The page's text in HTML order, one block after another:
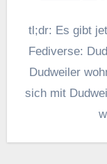
tl;dr: Es gibt
Fediverse:
Dudweiler
sich mit